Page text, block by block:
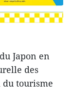
Japon en
des
du tourisme